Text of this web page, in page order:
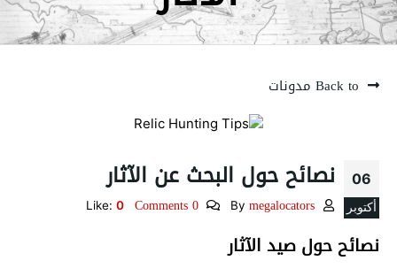
06
أكتوبر
نصائح حول البحث عن الآثار
By
megalocators
0 Comments
Like: 0
نصائح حول صيد الآثار